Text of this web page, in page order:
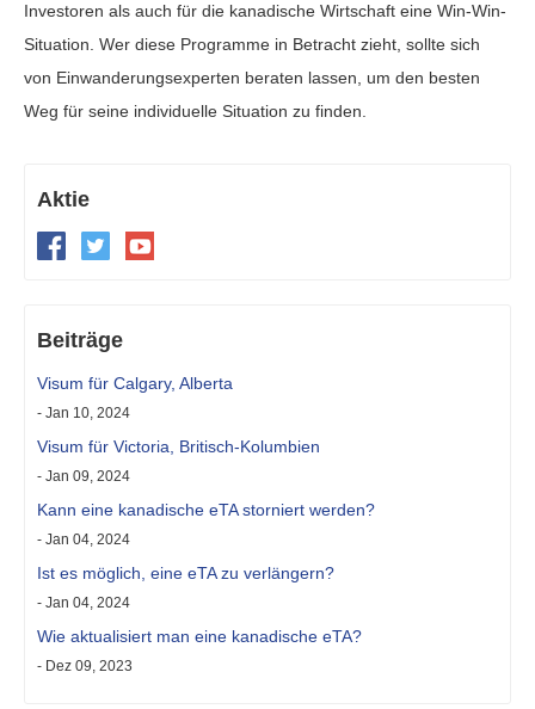
Investoren als auch für die kanadische Wirtschaft eine Win-Win-
Situation. Wer diese Programme in Betracht zieht, sollte sich
von Einwanderungsexperten beraten lassen, um den besten
Weg für seine individuelle Situation zu finden.
Aktie
Beiträge
Visum für Calgary, Alberta
- Jan 10, 2024
Visum für Victoria, Britisch-Kolumbien
- Jan 09, 2024
Kann eine kanadische eTA storniert werden?
- Jan 04, 2024
Ist es möglich, eine eTA zu verlängern?
- Jan 04, 2024
Wie aktualisiert man eine kanadische eTA?
- Dez 09, 2023